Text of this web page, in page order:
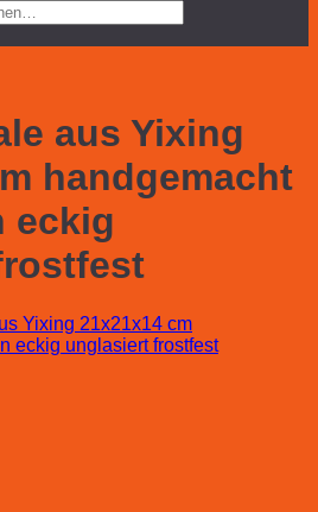
aus Yixing
handgemacht
eckig
Yixing 21x21x14 cm
eckig unglasiert frostfest